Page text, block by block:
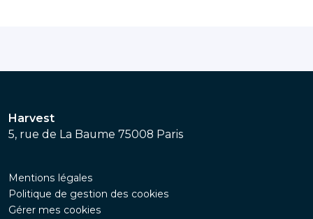
Harvest
5, rue de La Baume 75008 Paris
Mentions légales
Politique de gestion des cookies
Gérer mes cookies